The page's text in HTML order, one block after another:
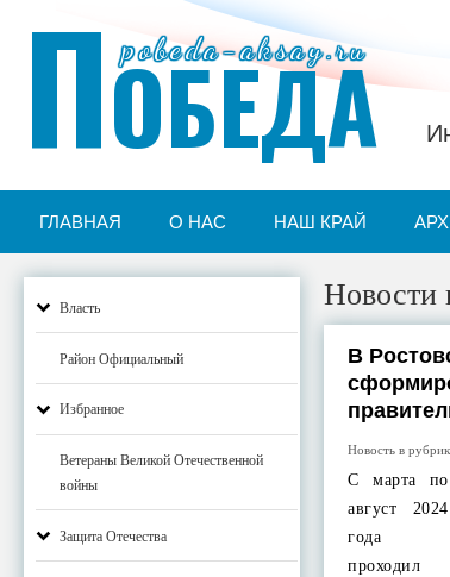
pobeda-aksay.ru
ПОБЕДА
ГЛАВНАЯ О НАС НАШ КРАЙ
Власть
Район Официальный
Избранное
Ветераны Великой Отечественной
войны
Защита Отечества
Новости
В
Новость в
С марта по
август 2024
года
проходил